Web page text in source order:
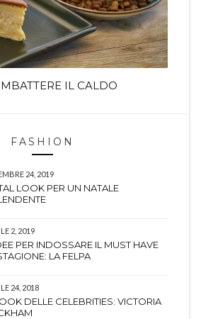
IL CALDO
FASHION
24, 2019
LOOK PER UN NATALE
2, 2019
PER INDOSSARE IL MUST HAVE
LA FELPA
24, 2018
DELLE CELEBRITIES: VICTORIA